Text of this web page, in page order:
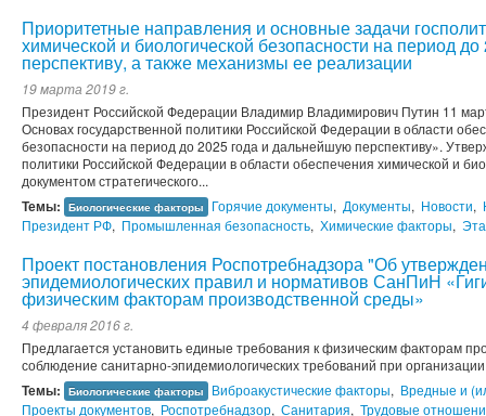
Приоритетные направления и основные задачи
химической и биологической безопасности на период
перспективу, а также механизмы ее реализации
19 марта 2019 г.
Президент Российской Федерации Владимир Владимирович Путин 11
Основах государственной политики Российской Федерации в области
безопасности на период до 2025 года и дальнейшую перспективу».
политики Российской Федерации в области обеспечения химической и
документом стратегического...
Темы: Биологические факторы Горячие документы, Документы, Новости,
Президент РФ, Промышленная безопасность, Химические факторы,
Проект постановления Роспотребнадзора "Об
эпидемиологических правил и нормативов СанПиН
физическим факторам производственной среды»
4 февраля 2016 г.
Предлагается установить единые требования к физическим факторам
соблюдение санитарно-эпидемиологических требований при
Темы: Биологические факторы Виброакустические факторы, Вредные и
Проекты документов, Роспотребнадзор, Санитария, Трудовые